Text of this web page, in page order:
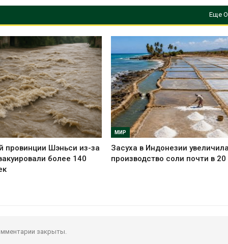
Еще
провинции Шэньси из-за
более 140
МИР
Засуха в Индонезии
производство соли почти в 20
закрыты.